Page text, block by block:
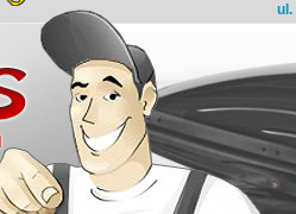
ul.